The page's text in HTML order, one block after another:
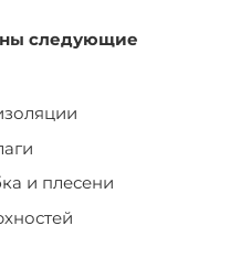
следующие
и плесени